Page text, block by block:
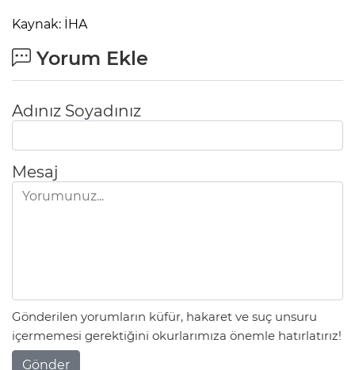
Kaynak: İHA
Yorum Ekle
Adınız Soyadınız
Mesaj
Gönderilen yorumların küfür, hakaret ve suç unsuru
içermemesi gerektiğini okurlarımıza önemle hatırlatırız!
Gönder